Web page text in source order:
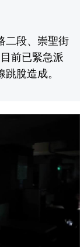
二段、崇聖街
前已緊急派
脫造成。